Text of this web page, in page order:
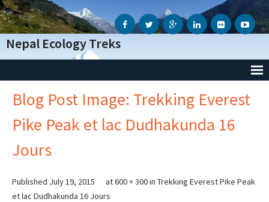
Nepal Ecology Treks
Accueil
L’Agence
- Notre Agence
- Notre Action Humanitaire
Blog Post Image: Trekking Everest
Pike Peak et lac Dudhakunda 16
Jours
Published July 19, 2015 at600 × 300in Trekking Everest Pike Peak
et lac Dudhakunda 16 Jours